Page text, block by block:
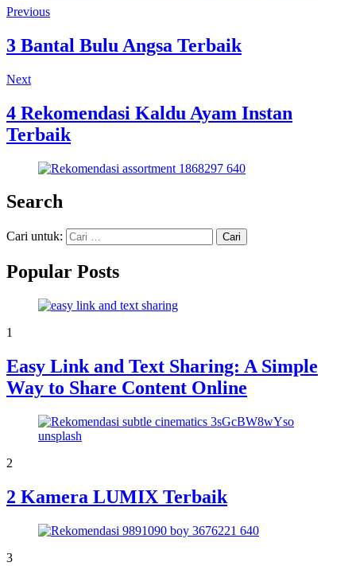
Previous
3 Bantal Bulu Angsa Terbaik
Next
4 Rekomendasi Kaldu Ayam Instan
Terbaik
Search
Cari untuk:
Popular Posts
1
Easy Link and Text Sharing: A Simple
Way to Share Content Online
2
2 Kamera LUMIX Terbaik
3